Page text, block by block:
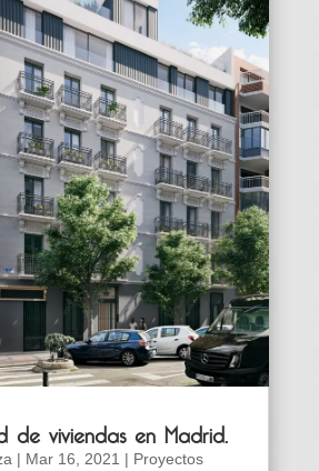
de viviendas en Madrid.
| Mar 16, 2021 | Proyectos